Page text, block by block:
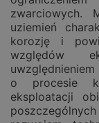
zwarciowych.
uziemień
korozję i
względów
o procesie
eksploatacji